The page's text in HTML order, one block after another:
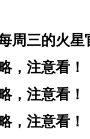
周三的火星
，注意看！
，注意看！
，注意看！